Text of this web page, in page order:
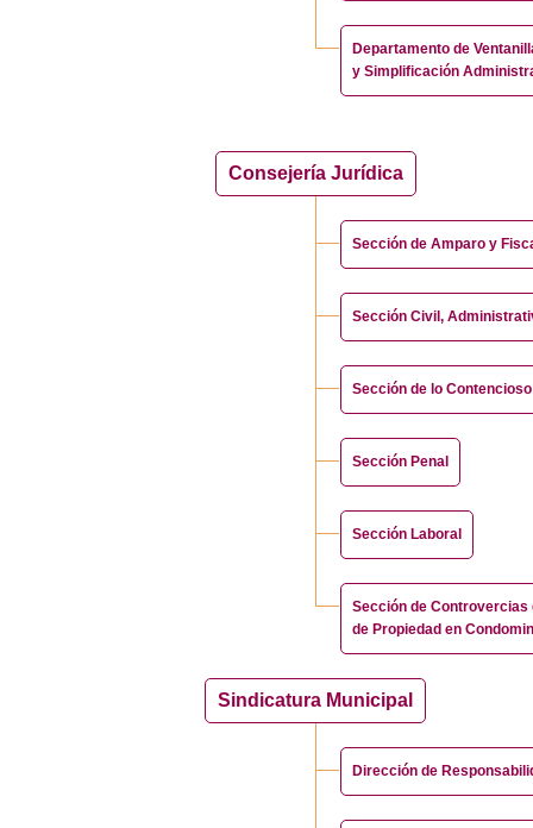
Departamento de
y Simplificación
Consejería Jurídica
Sección de Amparo y
Sección Civil,
Sección de lo
Sección Penal
Sección Laboral
Sección de Controvercias
de Propiedad en
Sindicatura Municipal
Dirección de